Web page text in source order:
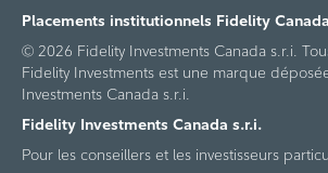
Placements institutionnels Fidelity Canada
© 2026 Fidelity Investments Canada s.r.i.
Fidelity Investments est une marque
Investments Canada s.r.i.
Fidelity Investments Canada s.r.i.
Pour les conseillers et les investisseurs